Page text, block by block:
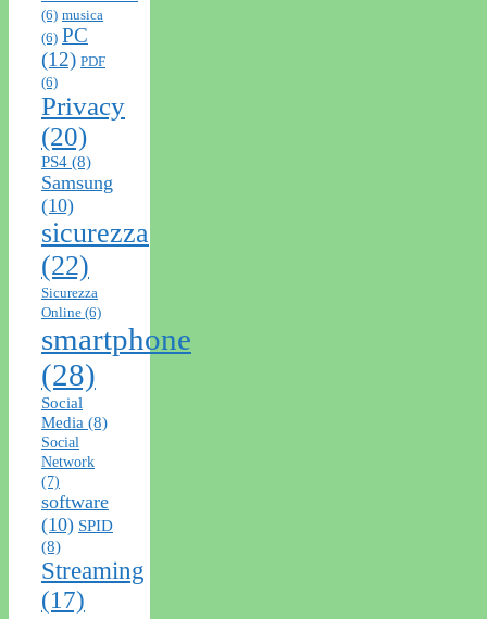
(6) musica
(6) PC
(12) PDF
(6)
Privacy
(20)
PS4 (8)
Samsung
(10)
sicurezza
(22)
Sicurezza
Online (6)
smartphone
(28)
Social
Media (8)
Social
Network
(7)
software
(10) SPID
(8)
Streaming
(17)